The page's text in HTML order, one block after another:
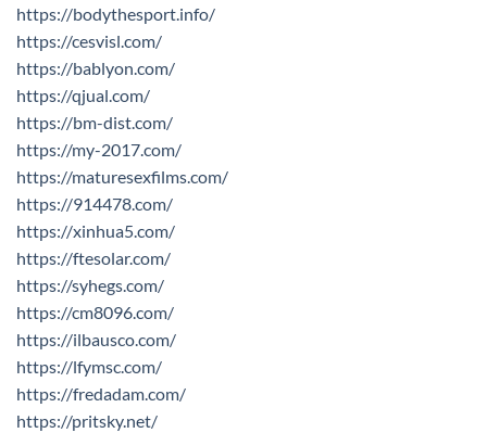
https://bodythesport.info/
https://cesvisl.com/
https://bablyon.com/
https://qjual.com/
https://bm-dist.com/
https://my-2017.com/
https://maturesexfilms.com/
https://914478.com/
https://xinhua5.com/
https://ftesolar.com/
https://syhegs.com/
https://cm8096.com/
https://ilbausco.com/
https://lfymsc.com/
https://fredadam.com/
https://pritsky.net/